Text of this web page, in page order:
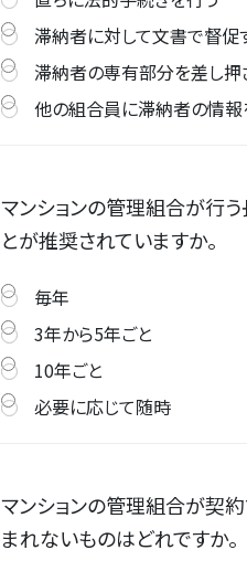
滞納者に対して文書で督促
滞納者の専有部分を差し押
他の組合員に滞納者の情報
マンションの管理組合が行
とが推奨されていますか。
毎年
3年から5年ごと
10年ごと
必要に応じて随時
マンションの管理組合が契
まれないものはどれですか。